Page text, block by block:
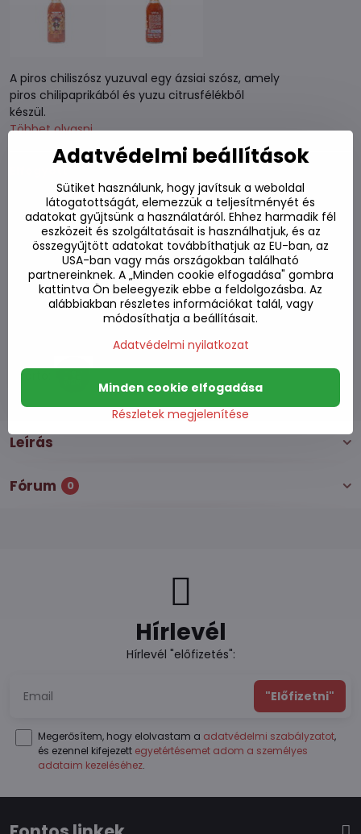
A piros chiliszósz yuzuval egy ázsiai szósz, amely
piros chilipaprikából és yuzu citrusfélékből
készül.
Többet olvasni
2470 Ft
1940 FtÁFA nélkül
Hozzáadás a kedvencekhez
Hozzáadás a listához
Watchdog
S7#SK#B7318#1
Gyártó:
Leírás
Fórum 0
Hírlevél
Hírlevél "előfizetés":
"Előfizetni"
Megerősítem, hogy elolvastam a adatvédelmi szabályzatot,
és ezennel kifejezett egyetértésemet adom a személyes
adataim kezeléséhez.
Adatvédelmi beállítások
Sütiket használunk, hogy javítsuk a weboldal
látogatottságát, elemezzük a teljesítményét és
adatokat gyűjtsünk a használatáról. Ehhez harmadik fél
eszközeit és szolgáltatásait is használhatjuk, és az
összegyűjtött adatokat továbbíthatjuk az EU-ban, az
USA-ban vagy más országokban található
partnereinknek. A „Minden cookie elfogadása" gombra
kattintva Ön beleegyezik ebbe a feldolgozásba. Az
alábbiakban részletes információkat talál, vagy
módosíthatja a beállításait.
Adatvédelmi nyilatkozat
Részletek megjelenítése
Minden cookie elfogadása